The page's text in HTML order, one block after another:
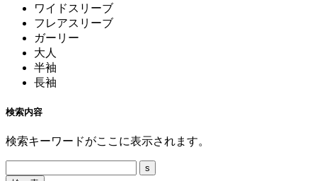
ワイドスリーブ
フレアスリーブ
ガーリー
大人
半袖
長袖
検索内容
検索キーワードがここに表示されます。